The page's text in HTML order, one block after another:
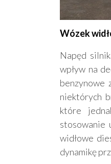
Wózek
Napęd
wpływ na
benzynowe
niektórych
które
stosowanie
widłowe
dynamikę